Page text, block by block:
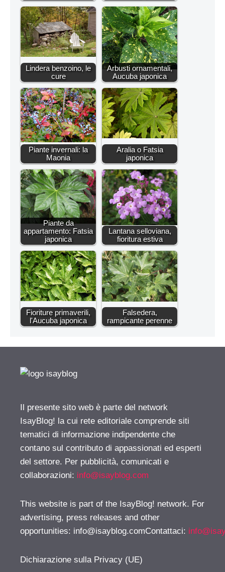
Lindera benzoino, le
cure
Arbusti ornamentali,
Aucuba japonica
Piante invernali: la
Maonia
Aralia o Fatsia
japonica
Piante da
appartamento: Fatsia
japonica
Lantana selloviana,
fioritura estiva
Fioriture primaverili,
l'Aucuba japonica
Falsedera,
rampicante perenne
Il presente sito web è parte del network
IsayBlog! la cui rete editoriale comprende siti
tematici di informazione indipendente che
contano sul contributo di appassionati ed esperti
del settore. Per pubblicità, comunicati e
collaborazioni: info@isayblog.com
This website is part of the IsayBlog! network. For
advertising, press releases and other
opportunities: info@isayblog.comContattaci:
Dichiarazione sulla Privacy (UE)